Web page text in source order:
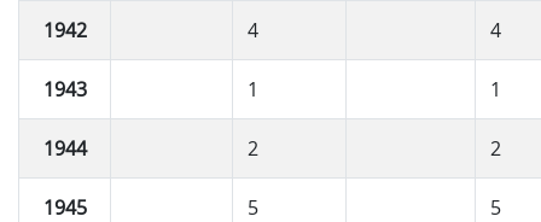
1942 4 4
1943 1 1
1944 2 2
1945 5 5